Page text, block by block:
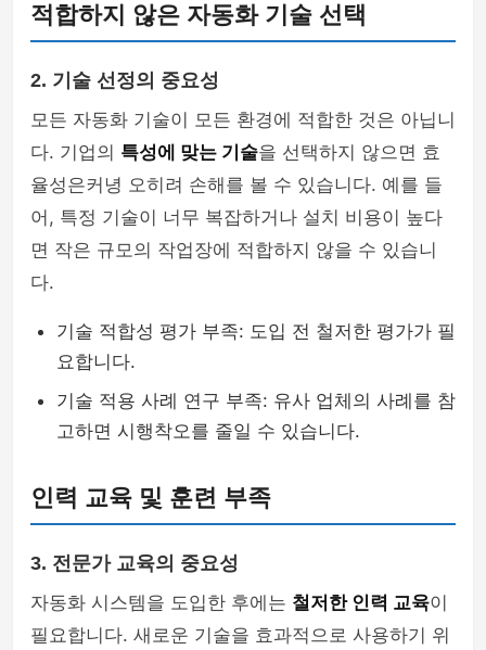
적합하지 않은 자동화 기술 선택
2. 기술 선정의 중요성
모든 자동화 기술이 모든 환경에 적합한 것은 아닙니
다. 기업의 특성에 맞는 기술을 선택하지 않으면 효
율성은커녕 오히려 손해를 볼 수 있습니다. 예를 들
어, 특정 기술이 너무 복잡하거나 설치 비용이 높다
면 작은 규모의 작업장에 적합하지 않을 수 있습니
다.
기술 적합성 평가 부족: 도입 전 철저한 평가가 필
요합니다.
기술 적용 사례 연구 부족: 유사 업체의 사례를 참
고하면 시행착오를 줄일 수 있습니다.
인력 교육 및 훈련 부족
3. 전문가 교육의 중요성
자동화 시스템을 도입한 후에는 철저한 인력 교육이
필요합니다. 새로운 기술을 효과적으로 사용하기 위